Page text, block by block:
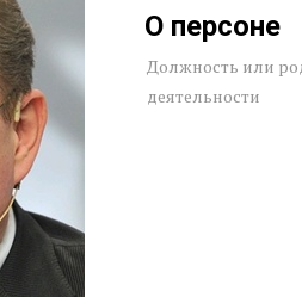
О персоне
Должность или
деятельности